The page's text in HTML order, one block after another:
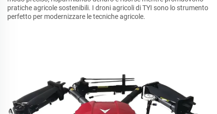
pratiche agricole sostenibili. I droni agricoli di TYI sono lo strumento
perfetto per modernizzare le tecniche agricole.